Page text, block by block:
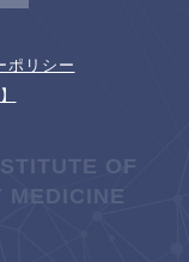
ポリシー
OF
MEDICINE